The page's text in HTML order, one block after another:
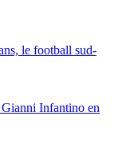
le football sud-
Infantino en